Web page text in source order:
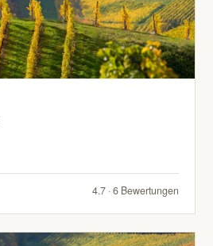
4.7 · 6 Bewertungen